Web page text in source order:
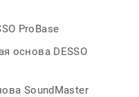
является
Essence и
Structure.
ProBase
основа DESSO
SoundMaster